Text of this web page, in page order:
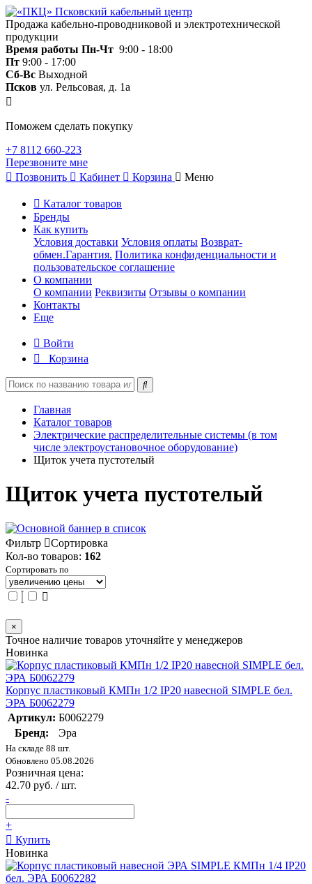
Продажа кабельно-проводниковой и электротехнической
продукции
Время работы Пн-Чт 9:00 - 18:00
Пт 9:00 - 17:00
Сб-Вс Выходной
Псков ул. Рельсовая, д. 1а
Поможем сделать покупку
+7 8112 660-223
Перезвоните мне
Позвонить
Кабинет Корзина Меню
Каталог товаров
Бренды
Как купить
Условия доставки Условия оплаты Возврат-
обмен.Гарантия. Политика конфиденциальности и
пользовательское соглашение
О компании
О компании Реквизиты Отзывы о компании
Контакты
Еще
Войти
Корзина
Главная
Каталог товаров
Электрические распределительные системы (в том
числе электроустановочное оборудование)
Щиток учета пустотелый
Щиток учета пустотелый
Фильтр
Сортировка
Кол-во товаров: 162
Сортировать по
×
Точное наличие товаров уточняйте у менеджеров
Новинка
Корпус пластиковый КМПн 1/2 IP20 навесной SIMPLE бел.
ЭРА Б0062279
Артикул: Б0062279
Бренд:
Эра
На складе 88 шт.
Обновлено 05.08.2026
Розничная цена:
42.70 руб. / шт.
-
+
Купить
Новинка